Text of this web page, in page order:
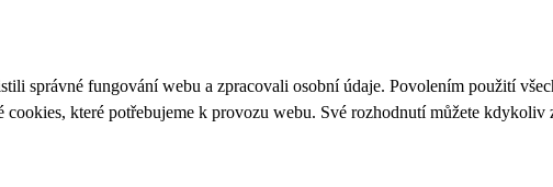
správné fungování webu a zpracovali osobní údaje. Povolením použití
které potřebujeme k provozu webu. Své rozhodnutí můžete kdykoliv